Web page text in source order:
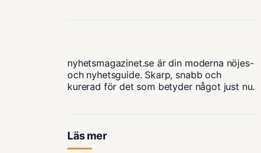
nyhetsmagazinet.se är din moderna nöjes-
och nyhetsguide. Skarp, snabb och
kurerad för det som betyder något just nu.
Läs mer